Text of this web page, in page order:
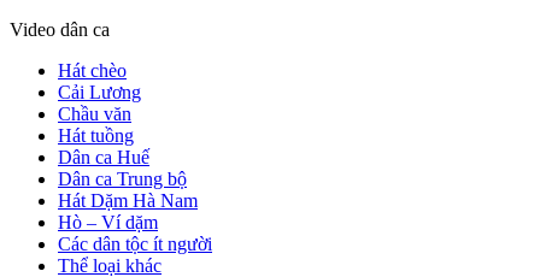
Video dân ca
Hát chèo
Cải Lương
Chầu văn
Hát tuồng
Dân ca Huế
Dân ca Trung bộ
Hát Dặm Hà Nam
Hò – Ví dặm
Các dân tộc ít người
Thể loại khác